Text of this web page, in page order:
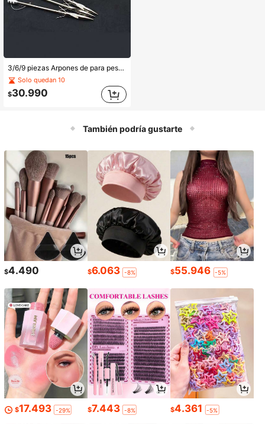
3/6/9 piezas Arpones de para pesca submarina, incluye caja de almacenamiento para arpones para un transporte y almacenamiento convenientes. Puntas de acero inoxidable, adecuado para pesca submarina, equipo de pesca en aguas profundas
Solo quedan 10
$30.990
También podría gustarte
$4.490 $6.063 -8% $55.946 -5%
$17.493 -29% $7.443 -8% $4.361 -5%